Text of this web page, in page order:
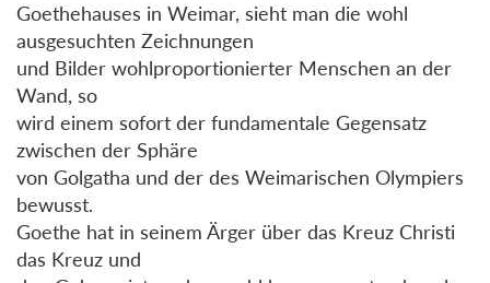
Goethehauses in Weimar, sieht man die wohl
ausgesuchten Zeichnungen
und Bilder wohlproportionierter Menschen an der
Wand, so
wird einem sofort der fundamentale Gegensatz
zwischen der Sphäre
von Golgatha und der des Weimarischen Olympiers
bewusst.
Goethe hat in seinem Ärger über das Kreuz Christi
das Kreuz und